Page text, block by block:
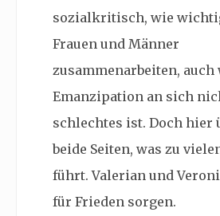
sozialkritisch, wie
Frauen und Männer
zusammenarbeiten, auch
Emanzipation an sich
schlechtes ist. Doch hier
beide Seiten, was zu
führt. Valerian und
für Frieden sorgen.